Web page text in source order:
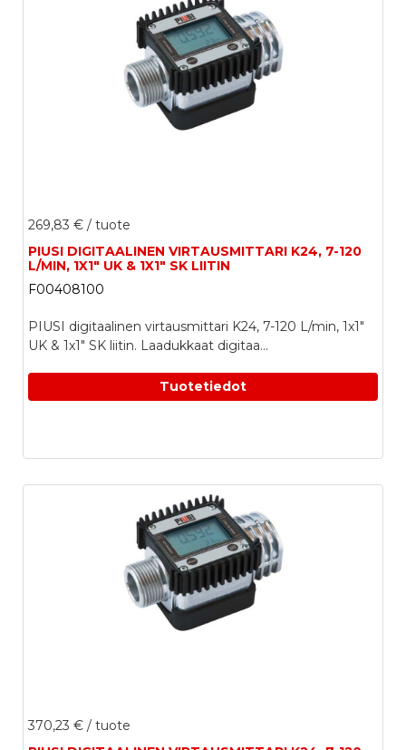
269,83 € / tuote
PIUSI DIGITAALINEN VIRTAUSMITTARI K24, 7-120
L/MIN, 1X1" UK & 1X1" SK LIITIN
F00408100
PIUSI digitaalinen virtausmittari K24, 7-120 L/min, 1x1"
UK & 1x1" SK liitin. Laadukkaat digitaa...
Tuotetiedot
370,23 € / tuote